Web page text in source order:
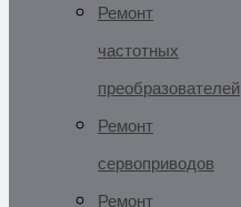
Ремонт
частотных
преобразователей
Ремонт
сервоприводов
Ремонт